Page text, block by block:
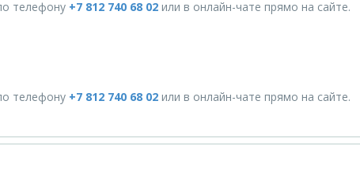
телефону +7 812 740 68 02 или в онлайн-чате прямо на сайте.
телефону +7 812 740 68 02 или в онлайн-чате прямо на сайте.